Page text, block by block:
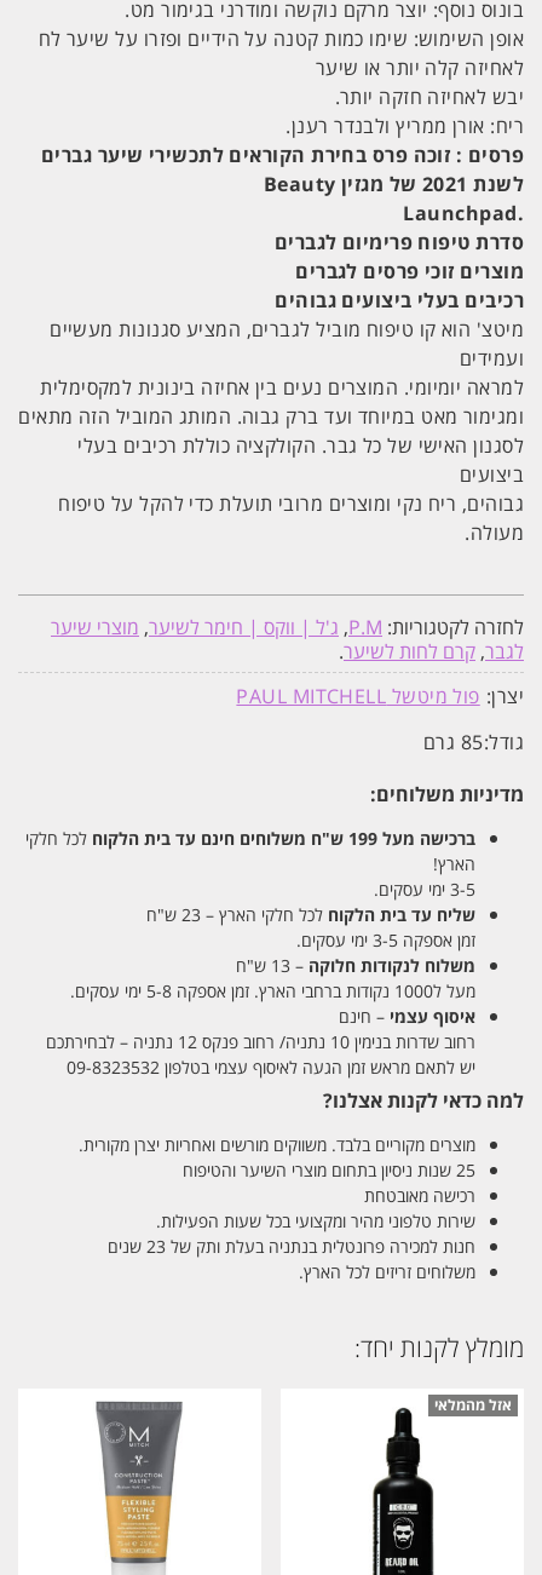
בונוס נוסף: יוצר מרקם נוקשה ומודרני בגימור מט.
אופן השימוש: שימו כמות קטנה על הידיים ופזרו על שיער לח
לאחיזה קלה יותר או שיער
יבש לאחיזה חזקה יותר.
ריח: אורן ממריץ ולבנדר רענן.
פרסים : זוכה פרס בחירת הקוראים לתכשירי שיער גברים
לשנת 2021 של מגזין Beauty
.Launchpad
סדרת טיפוח פרימיום לגברים
מוצרים זוכי פרסים לגברים
רכיבים בעלי ביצועים גבוהים
מיטצ' הוא קו טיפוח מוביל לגברים, המציע סגנונות מעשיים
ועמידים
למראה יומיומי. המוצרים נעים בין אחיזה בינונית למקסימלית
ומגימור מאט במיוחד ועד ברק גבוה. המותג המוביל הזה מתאים
לסגנון האישי של כל גבר. הקולקציה כוללת רכיבים בעלי
ביצועים
גבוהים, ריח נקי ומוצרים מרובי תועלת כדי להקל על טיפוח
מעולה.
לחזרה לקטגוריות: P.M
, ג'ל | ווקס | חימר לשיער, מוצרי שיער
לגבר, קרם לחות לשיער.
יצרן: פול מיטשל PAUL MITCHELL
גודל:85 גרם
מדיניות משלוחים:
ברכישה מעל 199 ש"ח משלוחים חינם עד בית הלקוח לכל חלקי
הארץ!
3-5 ימי עסקים.
שליח עד בית הלקוח לכל חלקי הארץ – 23 ש"ח
זמן אספקה 3-5 ימי עסקים.
משלוח לנקודות חלוקה – 13 ש"ח
מעל ל1000 נקודות ברחבי הארץ. זמן אספקה 5-8 ימי עסקים.
איסוף עצמי – חינם
רחוב שדרות בנימין 10 נתניה/ רחוב פנקס 12 נתניה – לבחירתכם
יש לתאם מראש זמן הגעה לאיסוף עצמי בטלפון 09-8323532
למה כדאי לקנות אצלנו?
מוצרים מקוריים בלבד. משווקים מורשים ואחריות יצרן מקורית.
25 שנות ניסיון בתחום מוצרי השיער והטיפוח
רכישה מאובטחת
שירות טלפוני מהיר ומקצועי בכל שעות הפעילות.
חנות למכירה פרונטלית בנתניה בעלת ותק של 23 שנים
משלוחים זריזים לכל הארץ.
מומלץ לקנות יחד: